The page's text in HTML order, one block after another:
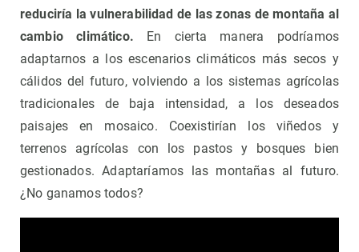
reduciría la vulnerabilidad de las zonas de montaña al
cambio climático. En cierta manera podríamos
adaptarnos a los escenarios climáticos más secos y
cálidos del futuro, volviendo a los sistemas agrícolas
tradicionales de baja intensidad, a los deseados
paisajes en mosaico. Coexistirían los viñedos y
terrenos agrícolas con los pastos y bosques bien
gestionados. Adaptaríamos las montañas al futuro.
¿No ganamos todos?